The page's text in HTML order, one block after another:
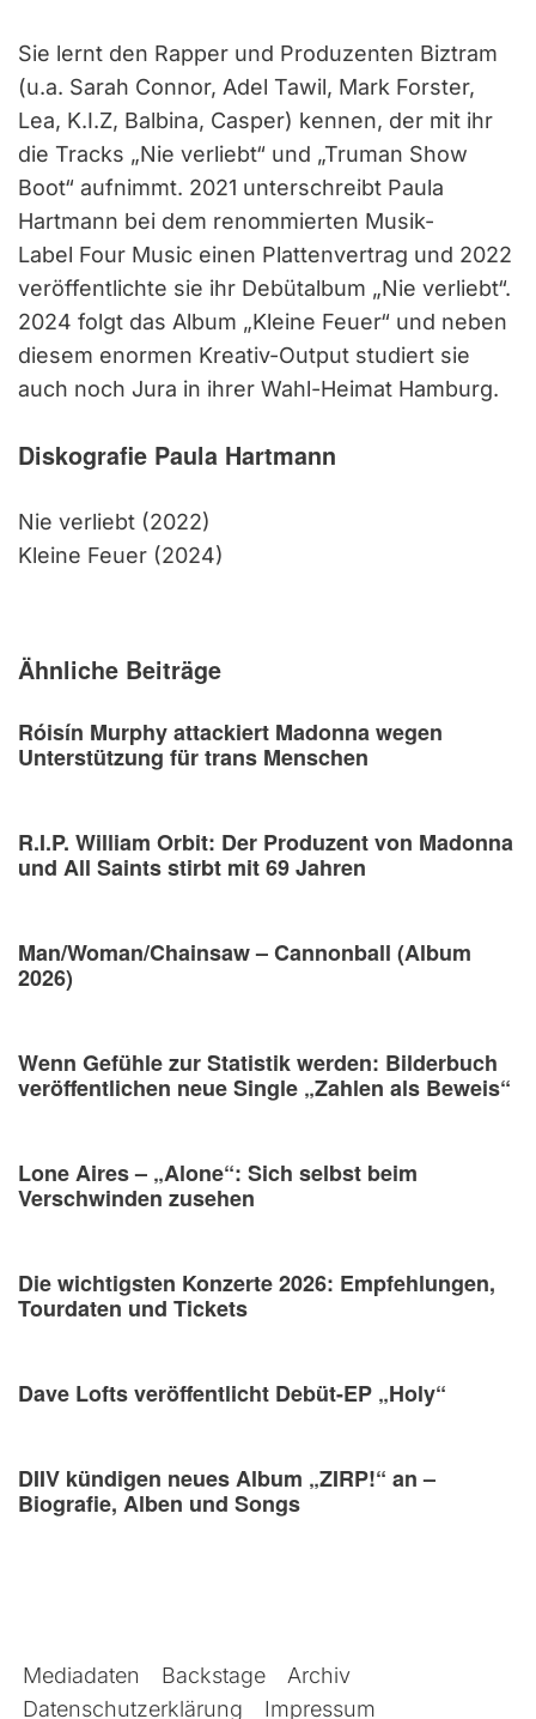
Sie lernt den Rapper und Produzenten Biztram
(u.a. Sarah Connor, Adel Tawil, Mark Forster,
Lea, K.I.Z, Balbina, Casper) kennen, der mit ihr
die Tracks „Nie verliebt“ und „Truman Show
Boot“ aufnimmt. 2021 unterschreibt Paula
Hartmann bei dem renommierten Musik-
Label Four Music einen Plattenvertrag und 2022
veröffentlichte sie ihr Debütalbum „Nie verliebt“.
2024 folgt das Album „Kleine Feuer“ und neben
diesem enormen Kreativ-Output studiert sie
auch noch Jura in ihrer Wahl-Heimat Hamburg.
Diskografie Paula Hartmann
Nie verliebt (2022)
Kleine Feuer (2024)
Ähnliche Beiträge
Róisín Murphy attackiert Madonna wegen
Unterstützung für trans Menschen
R.I.P. William Orbit: Der Produzent von Madonna
und All Saints stirbt mit 69 Jahren
Man/Woman/Chainsaw – Cannonball (Album
2026)
Wenn Gefühle zur Statistik werden: Bilderbuch
veröffentlichen neue Single „Zahlen als Beweis“
Lone Aires – „Alone“: Sich selbst beim
Verschwinden zusehen
Die wichtigsten Konzerte 2026: Empfehlungen,
Tourdaten und Tickets
Dave Lofts veröffentlicht Debüt-EP „Holy“
DIIV kündigen neues Album „ZIRP!“ an –
Biografie, Alben und Songs
Mediadaten Backstage
Archiv
Datenschutzerklärung
Impressum